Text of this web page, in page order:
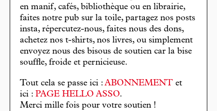
en manif, cafés, bibliothèque ou en librairie,
faites notre pub sur la toile, partagez nos posts
insta, répercutez-nous, faites nous des dons,
achetez nos t-shirts, nos livres, ou simplement
envoyez nous des bisous de soutien car la bise
souffle, froide et pernicieuse.
Tout cela se passe ici : ABONNEMENT et
ici : PAGE HELLO ASSO.
Merci mille fois pour votre soutien !